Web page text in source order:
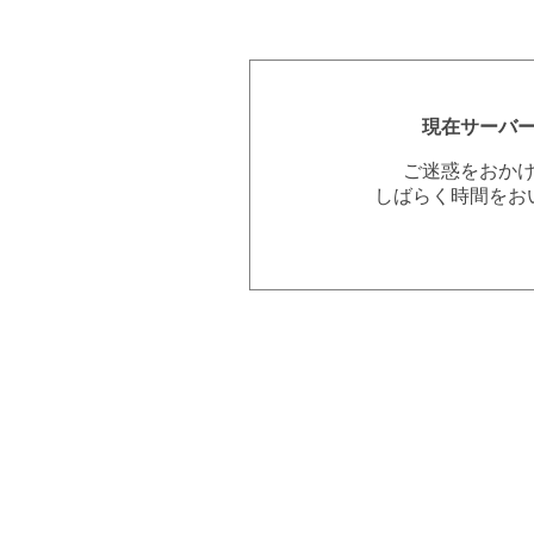
現在サーバ
ご迷惑をおか
しばらく時間を